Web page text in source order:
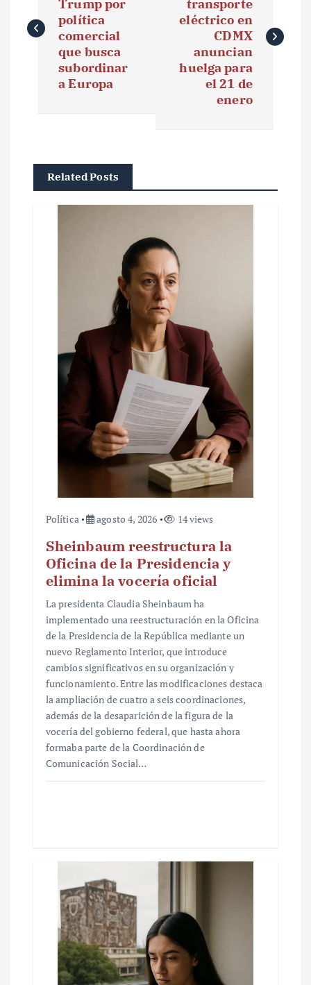
v
e
Trump por
política
comercial
que busca
subordinar
a Europa
transporte
eléctrico en
CDMX
anuncian
huelga para
el 21 de
enero
Related Posts
Política agosto 4, 2026 14 views
Sheinbaum reestructura la
Oficina de la Presidencia y
elimina la vocería oficial
La presidenta Claudia Sheinbaum ha
implementado una reestructuración en la Oficina
de la Presidencia de la República mediante un
nuevo Reglamento Interior, que introduce
cambios significativos en su organización y
funcionamiento. Entre las modificaciones destaca
la ampliación de cuatro a seis coordinaciones,
además de la desaparición de la figura de la
vocería del gobierno federal, que hasta ahora
formaba parte de la Coordinación de
Comunicación Social…